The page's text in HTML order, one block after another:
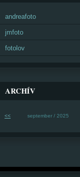
andreafoto
jmfoto
fotolov
ARCHÍV
<< september / 2025